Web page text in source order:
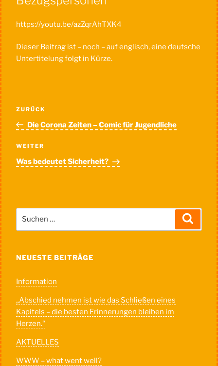
https://youtu.be/azZqrAhTXK4
Dieser Beitrag ist – noch – auf englisch, eine deutsche
Untertitelung folgt in Kürze.
Beitragsnavigation
Vorheriger
Beitrag
ZURÜCK
Die Corona Zeiten – Comic für Jugendliche
Nächster
Beitrag
WEITER
Was bedeutet Sicherheit?
nach:
Suchen
NEUESTE BEITRÄGE
Information
„Abschied nehmen ist wie das Schließen eines
Kapitels – die besten Erinnerungen bleiben im
Herzen.“
AKTUELLES
WWW – what went well?